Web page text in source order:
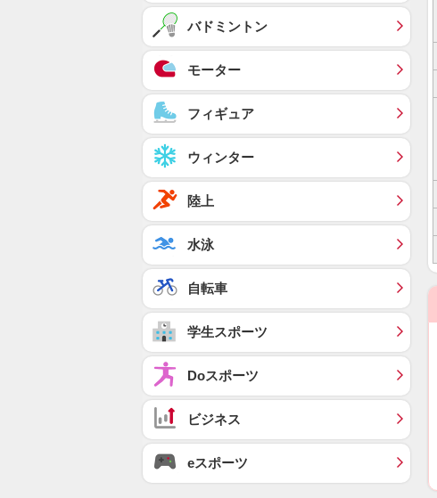
バドミントン
モーター
フィギュア
ウィンター
陸上
水泳
自転車
学生スポーツ
Doスポーツ
ビジネス
eスポーツ